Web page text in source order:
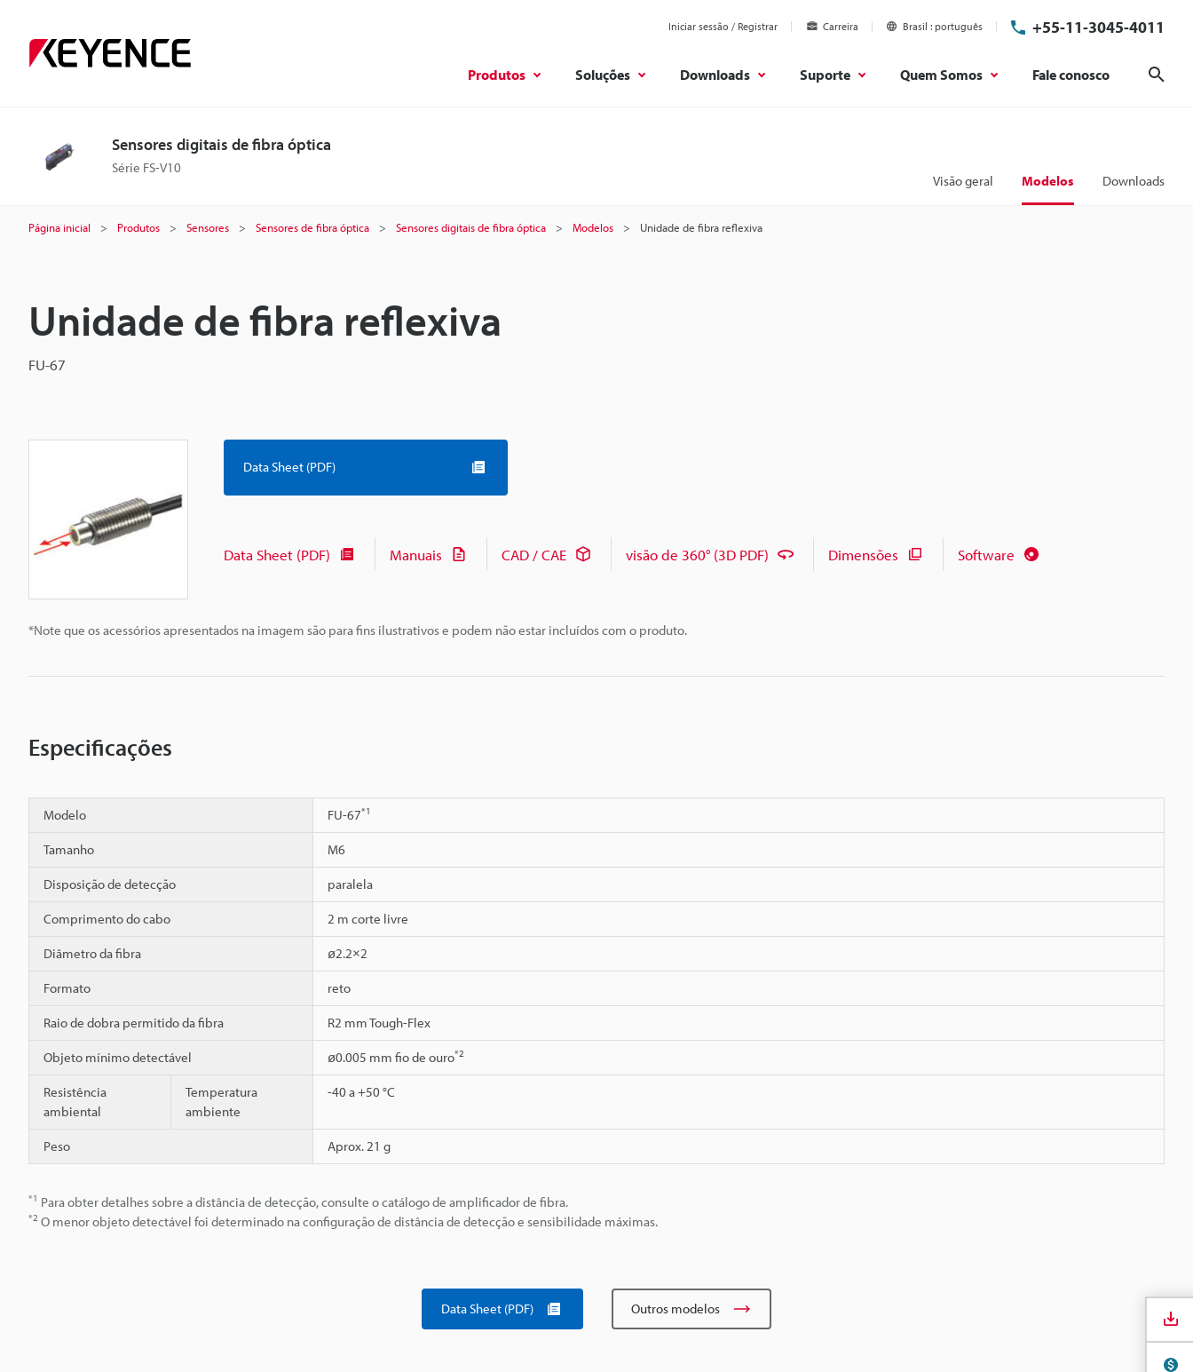
Iniciar sessão / Registrar Carreira Brasil português +55-11-3045-4011
Produtos Soluções Downloads Suporte Quem Somos Fale conosco
Sensores digitais de fibra óptica
Série FS-V10
Visão geral Modelos Downloads
Página inicial Produtos Sensores Sensores de fibra óptica Sensores digitais de fibra óptica Modelos Unidade de fibra reflexiva
Unidade de fibra reflexiva
FU-67
*Note que os acessórios apresentados na imagem são para fins ilustrativos e podem não estar incluídos com o produto.
Data Sheet (PDF)
Data Sheet (PDF) Manuais CAD / CAE visão de 360° (3D PDF) Dimensões Software
Especificações
Modelo FU-67*1
Tamanho M6
Disposição de detecção paralela
Comprimento do cabo 2 m corte livre
Diâmetro da fibra ø2.2×2
Formato reto
Raio de dobra permitido da fibra R2 mm Tough-Flex
Objeto mínimo detectável ø0.005 mm fio de ouro*2
Resistência
ambiental
Temperatura
ambiente
-40 a +50 °C
Peso Aprox. 21 g
*1 Para obter detalhes sobre a distância de detecção, consulte o catálogo de amplificador de fibra.
*2 O menor objeto detectável foi determinado na configuração de distância de detecção e sensibilidade máximas.
Data Sheet (PDF) Outros modelos